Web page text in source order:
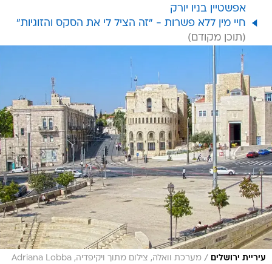
אפשטיין בניו יורק
חיי מין ללא פשרות - "זה הציל לי את הסקס והזוגיות"
עיריית ירושלים /
מערכת וואלה, צילום מתוך ויקיפדיה, Adriana Lobba